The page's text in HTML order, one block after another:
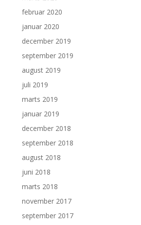
februar 2020
januar 2020
december 2019
september 2019
august 2019
juli 2019
marts 2019
januar 2019
december 2018
september 2018
august 2018
juni 2018
marts 2018
november 2017
september 2017